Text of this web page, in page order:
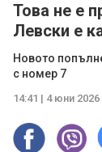
Това не е
Левски е
Новото
с номер 7
14:41 | 4 юни 2026